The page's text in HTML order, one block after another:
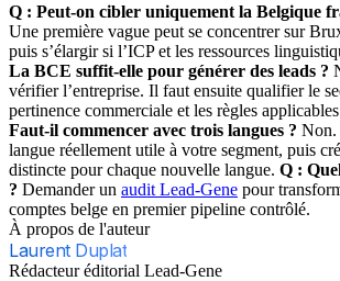
Q : Peut-on cibler uniquement la Belgique
Une première vague peut se concentrer sur
puis s’élargir si l’ICP et les ressources
La BCE suffit-elle pour générer des leads ?
vérifier l’entreprise. Il faut ensuite qualifier le
pertinence commerciale et les règles
Faut-il commencer avec trois langues ? Non.
langue réellement utile à votre segment, puis
distincte pour chaque nouvelle langue. Q :
? Demander un audit Lead-Gene pour
comptes belge en premier pipeline contrôlé.
À propos de l'auteur
Laurent Duplat
Rédacteur éditorial Lead-Gene